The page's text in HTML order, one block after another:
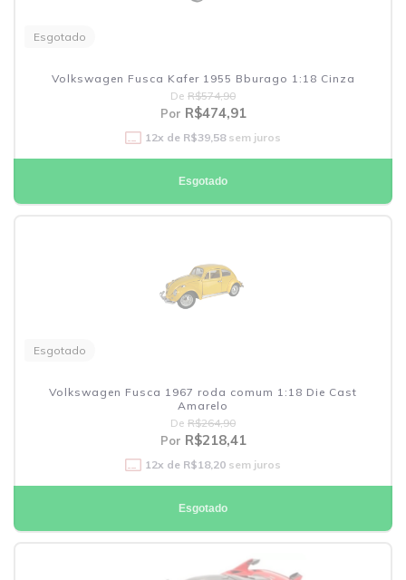
Esgotado
Volkswagen Fusca Kafer 1955 Bburago 1:18 Cinza
De R$574,90
Por R$474,91
12x de R$39,58sem juros
Esgotado
Esgotado
Volkswagen Fusca 1967 roda comum 1:18 Die Cast
Amarelo
De R$264,90
Por R$218,41
12x de R$18,20 sem juros
Esgotado